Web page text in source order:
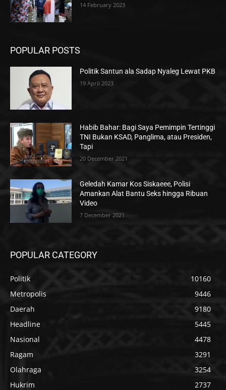
14 February 2023
POPULAR POSTS
Politik Santun ala Sadap Nyaleg Lewat PKB
19 April 2023
Habib Bahar: Bagi Saya Pemimpin Tertinggi
TNI Bukan KSAD, Panglima, atau Presiden,
Tapi
20 December 2021
Geledah Kamar Kos Siskaeee, Polisi
Amankan Alat Bantu Seks hingga Ribuan
Video
7 December 2021
POPULAR CATEGORY
Politik
10160
Metropolis
9446
Daerah
9180
Headline
5445
Nasional
4478
Ragam
3291
Olahraga
3254
Hukrim
2737